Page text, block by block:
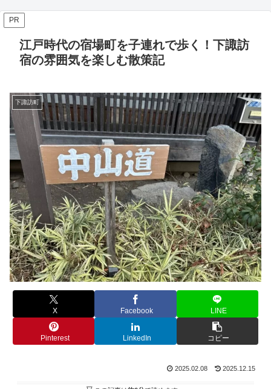
PR
江戸時代の宿場町を子連れで歩く！下諏訪
宿の雰囲気を楽しむ散策記
下諏訪町
X Facebook LINE
Pinterest LinkedIn コピー
2025.02.08 2025.12.15